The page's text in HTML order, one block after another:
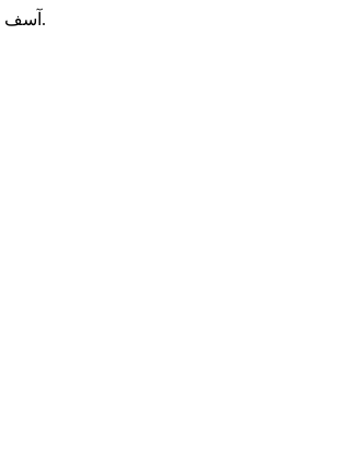
آسف ليس لدينا هذا المورد.